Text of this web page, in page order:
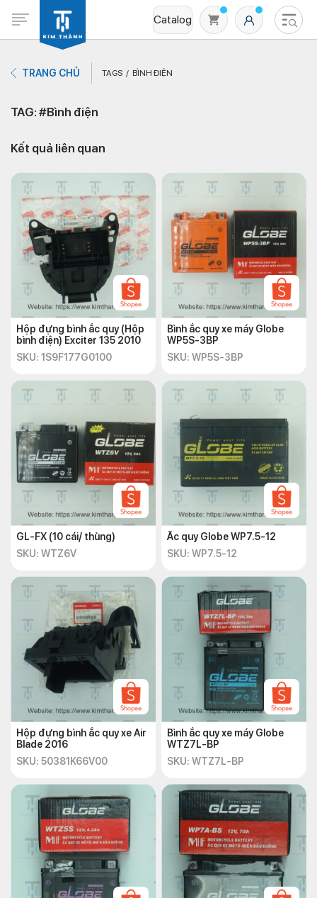
Catalog
Không có sản phẩm nào trong giỏ hàng
TRANG CHỦ TAGS BÌNH ĐIỆN
TAG: #Bình điện
Kết quả liên quan
Hộp đựng bình ắc quy (Hộp
bình điện) Exciter 135 2010
SKU: 1S9F177G0100
Bình ắc quy xe máy Globe
WP5S-3BP
SKU: WP5S-3BP
GL-FX (10 cái/ thùng)
SKU: WTZ6V
Ắc quy Globe WP7.5-12
SKU: WP7.5-12
Hộp đựng bình ắc quy xe Air
Blade 2016
SKU: 50381K66V00
Bình ắc quy xe máy Globe
WTZ7L-BP
SKU: WTZ7L-BP